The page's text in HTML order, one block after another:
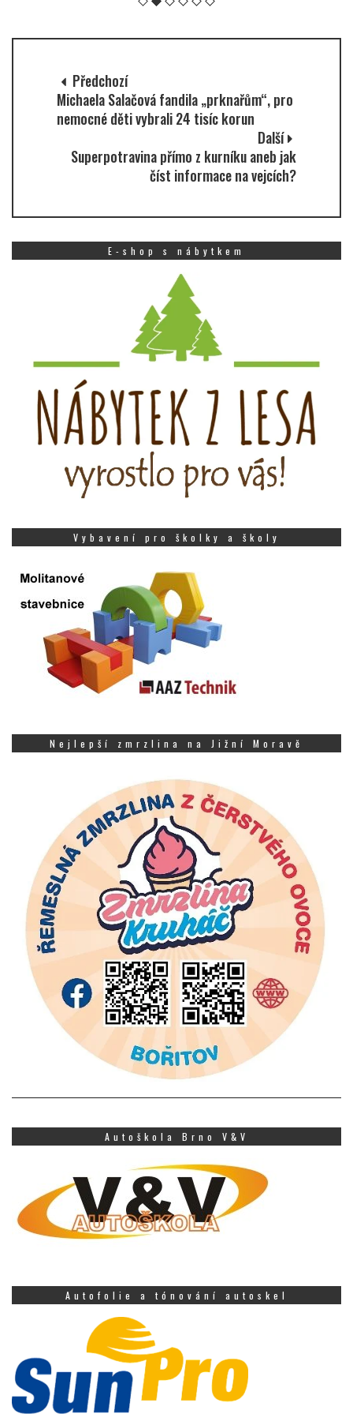
Předchozí
Michaela Salačová fandila „prknařům“, pro
nemocné děti vybrali 24 tisíc korun
Další
Superpotravina přímo z kurníku aneb jak
číst informace na vejcích?
E-shop s nábytkem
Vybavení pro školky a školy
Nejlepší zmrzlina na Jižní Moravě
Autoškola Brno V&V
Autofolie a tónování autoskel